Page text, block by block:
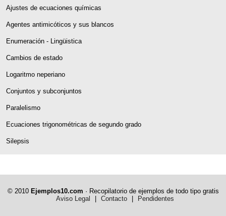
Ajustes de ecuaciones químicas
Agentes antimicóticos y sus blancos
Enumeración - Lingüistica
Cambios de estado
Logaritmo neperiano
Conjuntos y subconjuntos
Paralelismo
Ecuaciones trigonométricas de segundo grado
Silepsis
© 2010 Ejemplos10.com · Recopilatorio de ejemplos de todo tipo gratis
Aviso Legal
Contacto Pendidentes